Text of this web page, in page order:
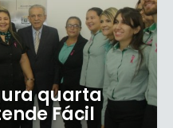
quarta
Fácil